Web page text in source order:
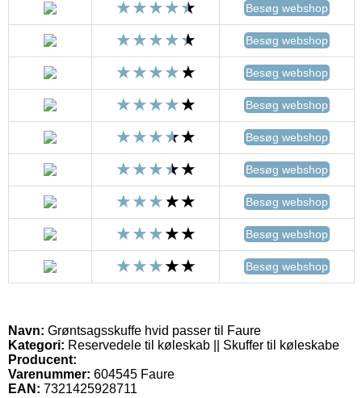
Besøg webshop
Besøg webshop
Besøg webshop
Besøg webshop
Besøg webshop
Besøg webshop
Besøg webshop
Besøg webshop
Besøg webshop
Navn: Grøntsagsskuffe hvid passer til Faure
Kategori: Reservedele til køleskab || Skuffer til køleskabe
Producent:
Varenummer: 604545 Faure
EAN: 7321425928711